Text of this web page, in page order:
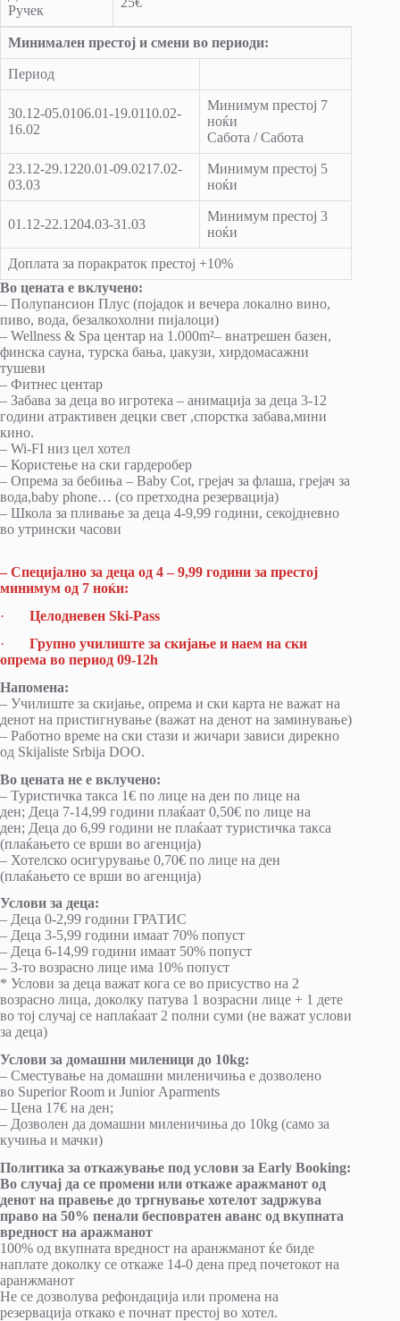
Ручек
Минимален престој и смени во периоди:
Период
30.12-05.0106.01-19.0110.02-
16.02
Минимум престој 7
ноќи
Сабота / Сабота
23.12-29.1220.01-09.0217.02-
03.03
Минимум престој 5
ноќи
01.12-22.1204.03-31.03
Минимум престој 3
ноќи
Доплата за поракраток престој +10%
Во цената е вклучено:
– Полупансион Плус (појадок и вечера локално вино,
пиво, вода, безалкохолни пијалоци)
– Wellness & Spa центар на 1.000m²– внатрешен базен,
финска сауна, турска бања, џакузи, хирдомасажни
тушеви
– Фитнес центар
– Забава за деца во игротека – анимација за деца 3-12
години атрактивен децки свет ,спорстка забава,мини
кино.
– Wi-FI низ цел хотел
– Користење на ски гардеробер
– Опрема за бебиња – Baby Cot, грејач за флаша, грејач за
вода,baby phone… (со претходна резервација)
– Школа за пливање за деца 4-9,99 години, секојдневно
во утрински часови
– Специјално за деца од 4 – 9,99 години за престој
минимум од 7 ноќи:
· Целодневен Ski-Pass
· Групно училиште за скијање и наем на ски
опрема во период 09-12h
Напомена:
– Училиште за скијање, опрема и ски карта не важат на
денот на пристигнување (важат на денот на заминување)
– Работно време на ски стази и жичари зависи дирекно
од Skijaliste Srbija DOO.
Во цената не е вклучено:
– Туристичка такса 1€ по лице на ден по лице на
ден; Деца 7-14,99 години плаќаат 0,50€ по лице на
ден; Деца до 6,99 години не плаќаат туристичка такса
(плаќањето се врши во агенција)
– Хотелско осигурување 0,70€ по лице на ден
(плаќањето се врши во агенција)
Услови за деца:
– Деца 0-2,99 години ГРАТИС
– Деца 3-5,99 години имаат 70% попуст
– Деца 6-14,99 години имаат 50% попуст
– 3-то возрасно лице има 10% попуст
* Услови за деца важат кога се во присуство на 2
возрасно лица, доколку патува 1 возрасни лице + 1 дете
во тој случај се наплаќаат 2 полни суми (не важат услови
за деца)
Услови за домашни миленици до 10kg:
– Сместување на домашни миленичиња е дозволено
во Superior Room и Junior Aparments
– Цена 17€ на ден;
– Дозволен да домашни миленичиња до 10kg (само за
кучиња и мачки)
Политика за откажување под услови за Еarly Booking:
Во случај да се промени или откаже аражманот од
денот на правење до тргнување хотелот задржува
право на 50% пенали бесповратен аванс од вкупната
вредност на аражманот
100% од вкупната вредност на аранжманот ќе биде
наплате доколку се откаже 14-0 дена пред почетокот на
аранжманот
Не се дозволува рефондација или промена на
резервација откако е почнат престој во хотел.